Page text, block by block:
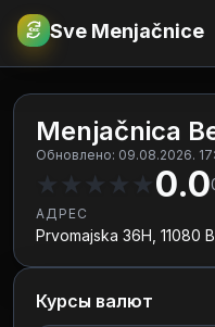
€RSD Sve Menjačnice
Menjačnica
Обновлено: 09.08.2026.
★ ★ ★ ★ ★0.0
АДРЕС
Prvomajska 36H, 11080
Курсы валют